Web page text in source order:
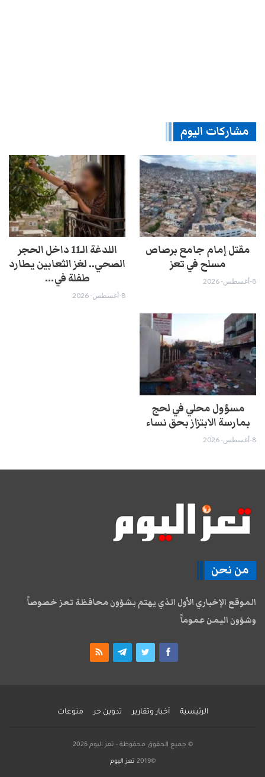
مشاركات اليوم
مقتل إمام جامع برصاص
مسلح في تعز
8-أغسطس- 2026
اللدغة الـ11 داخل الحجر
الصحي.. لغز الثعابين يطارد
طفلة في…
8-أغسطس- 2026
مسؤول محلي في لحج
بمارسة الابتزاز بحق نساء
8-أغسطس- 2026
من نحن
الموقع الإخباري الأول الذي يهتم بشؤون محافظة تعز خصوصاً
وشؤون اليمن عموماً
الرئيسية أخبار وتقارير تدوين حر منوعات
© جميع الحقوق محفوظة - تعز اليوم 2026
©2019 تعز اليوم